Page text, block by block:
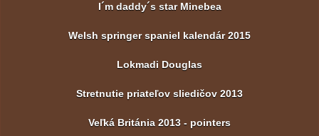
I´m daddy´s star Minebea
Welsh springer spaniel kalendár 2015
Lokmadi Douglas
Stretnutie priateľov sliedičov 2013
Veľká Británia 2013 - pointers